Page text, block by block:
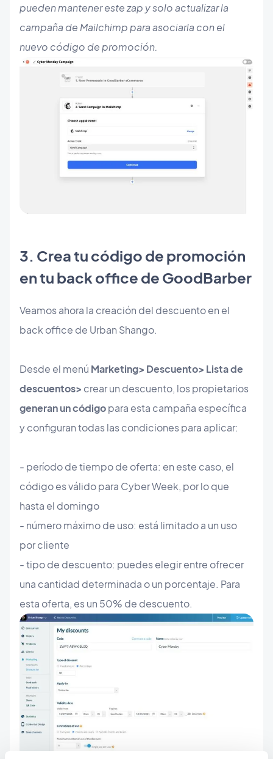
pueden mantener este zap y solo actualizar la
campaña de Mailchimp para asociarla con el
nuevo código de promoción.
3. Crea tu código de promoción
en tu back office de GoodBarber
Veamos ahora la creación del descuento en el
back office de Urban Shango.
Desde el menú Marketing> Descuento> Lista de
descuentos> crear un descuento, los propietarios
generan un códigopara esta campaña específica
y configuran todas las condiciones para aplicar:
- período de tiempo de oferta: en este caso, el
código es válido para Cyber Week, por lo que
hasta el domingo
- número máximo de uso: está limitado a un uso
por cliente
- tipo de descuento: puedes elegir entre ofrecer
una cantidad determinada o un porcentaje. Para
esta oferta, es un 50% de descuento.